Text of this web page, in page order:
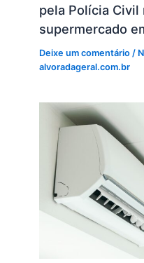
pela Polícia Civil
supermercado
Deixe um comentário /
alvoradageral.com.br